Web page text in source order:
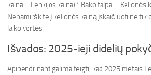
kaina – Lenkijos kaina) * Bako talpa – Kelionės
Nepamirškite į kelionės kainą įskaičiuoti ne tik
laiko vertės.
Išvados: 2025-ieji didelių
Apibendrinant galima teigti, kad 2025 metais